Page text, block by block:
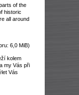
of the
historic
all around
6,0 MiB)
kolem
my Vás při
Vás